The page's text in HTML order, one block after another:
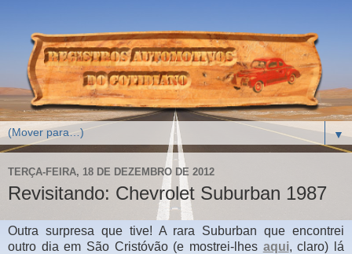
▼
TERÇA-FEIRA, 18 DE DEZEMBRO DE 2012
Revisitando: Chevrolet Suburban 1987
Outra surpresa que tive! A rara Suburban que encontrei
outro dia em São Cristóvão (e mostrei-lhes aqui, claro) lá